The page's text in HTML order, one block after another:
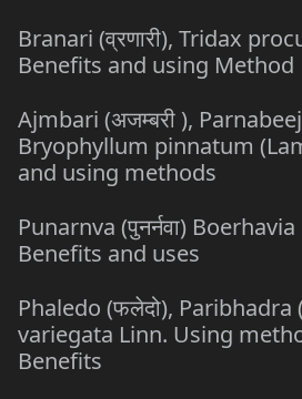
Branari (व्रणारी), Tridax
Benefits and using Method
Ajmbari (अजम्बरी ), Parnabeej
Bryophyllum pinnatum
and using methods
Punarnva (पुनर्नवा)
Benefits and uses
Phaledo (फलेदो), Paribhadra
variegata Linn. Using
Benefits